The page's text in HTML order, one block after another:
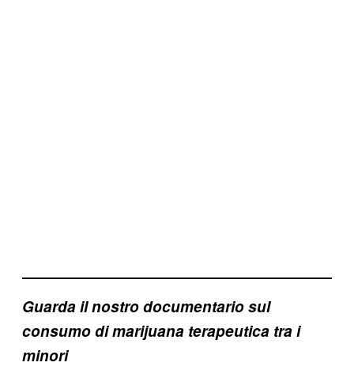
Guarda il nostro documentario sul
consumo di marijuana terapeutica tra i
minori